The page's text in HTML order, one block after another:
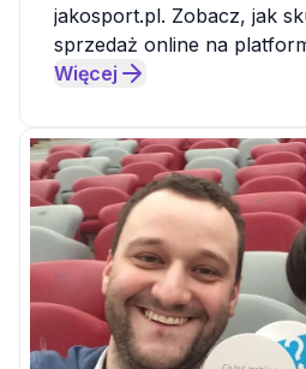
jakosport.pl. Zobacz, jak
sprzedaż online na
Więcej